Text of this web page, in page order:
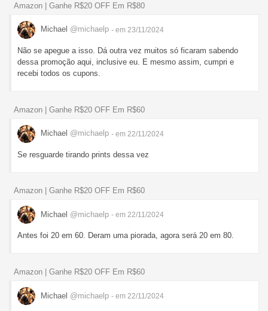
Amazon | Ganhe R$20 OFF Em R$80
Michael @michaelp - em 23/11/2024
Não se apegue a isso. Dá outra vez muitos só ficaram sabendo
dessa promoção aqui, inclusive eu. E mesmo assim, cumpri e
recebi todos os cupons.
Amazon | Ganhe R$20 OFF Em R$60
Michael @michaelp - em 22/11/2024
Se resguarde tirando prints dessa vez
Amazon | Ganhe R$20 OFF Em R$60
Michael @michaelp - em 22/11/2024
Antes foi 20 em 60. Deram uma piorada, agora será 20 em 80.
Amazon | Ganhe R$20 OFF Em R$60
Michael @michaelp - em 22/11/2024